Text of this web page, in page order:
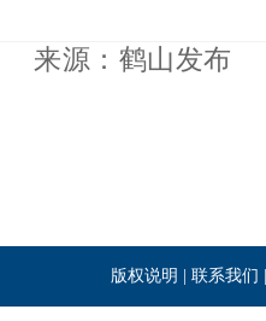
来源：鹤山发布
版权说明 联系我们